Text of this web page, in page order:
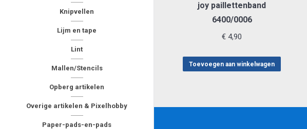
Knipvellen
Lijm en tape
Lint
Mallen/Stencils
Opberg artikelen
Overige artikelen & Pixelhobby
Paper-pads-en-pads
joy paillettenband
6400/0006
€ 4,90
Toevoegen aan winkelwagen